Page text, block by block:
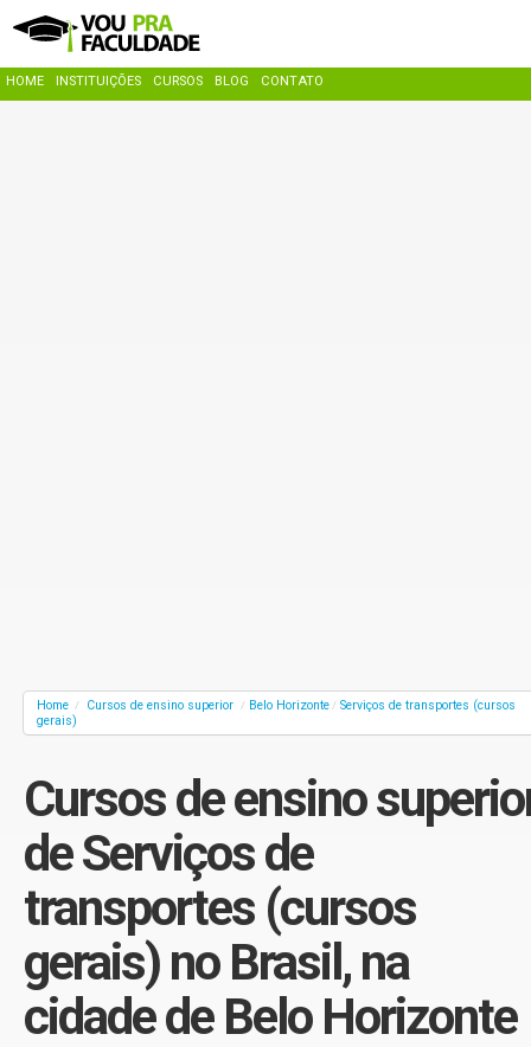
HOME INSTITUIÇÕES CURSOS BLOG CONTATO
Home / Cursos de ensino superior / Belo Horizonte / Serviços de transportes (cursos
gerais)
Cursos de ensino
de Serviços de
transportes (cursos
gerais) no Brasil, na
cidade de Belo Horizonte